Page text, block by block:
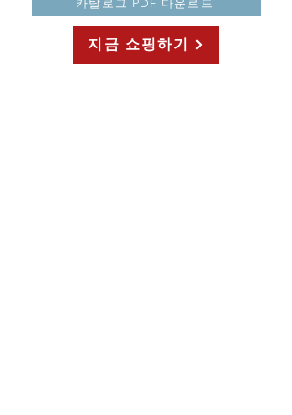
카탈로그 PDF 다운로드
지금 쇼핑하기